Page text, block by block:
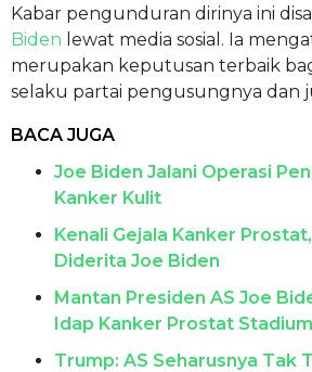
Kabar pengunduran dirinya ini
Biden lewat media sosial. Ia
merupakan keputusan terbaik
selaku partai pengusungnya dan
BACA JUGA
Joe Biden Jalani Operasi
Kanker Kulit
Kenali Gejala Kanker
Diderita Joe Biden
Mantan Presiden AS Joe
Idap Kanker Prostat
Trump: AS Seharusnya Tak